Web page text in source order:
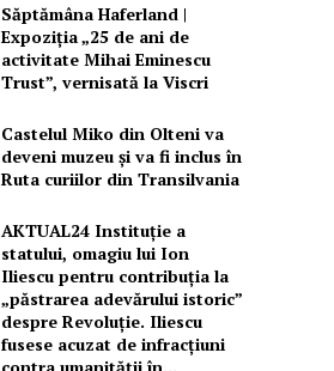
Săptămâna Haferland |
Expoziţia „25 de ani de
activitate Mihai Eminescu
Trust”, vernisată la Viscri
Castelul Miko din Olteni va
deveni muzeu şi va fi inclus în
Ruta curiilor din Transilvania
AKTUAL24 Instituție a
statului, omagiu lui Ion
Iliescu pentru contribuția la
„păstrarea adevărului istoric”
despre Revoluție. Iliescu
fusese acuzat de infracțiuni